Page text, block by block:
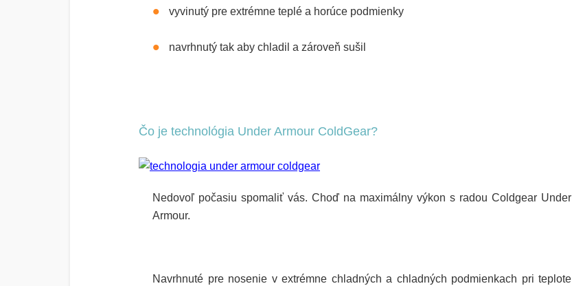
vyvinutý pre extrémne teplé a horúce podmienky
navrhnutý tak aby chladil a zároveň sušil
Čo je technológia Under Armour ColdGear?
Nedovoľ počasiu spomaliť vás. Choď na maximálny výkon s radou Coldgear Under
Armour.
Navrhnuté pre nosenie v extrémne chladných a chladných podmienkach pri teplote